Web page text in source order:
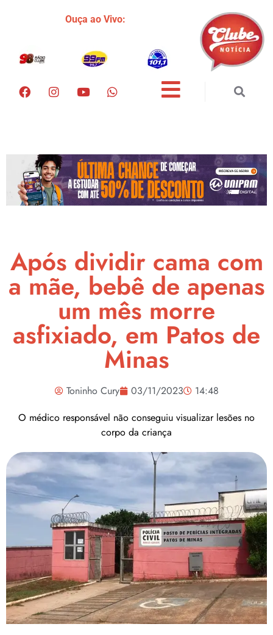
Ouça ao Vivo:
Após dividir cama com
a mãe, bebê de apenas
um mês morre
asfixiado, em Patos de
Minas
Toninho Cury 03/11/2023
14:48
O médico responsável não conseguiu visualizar lesões no
corpo da criança